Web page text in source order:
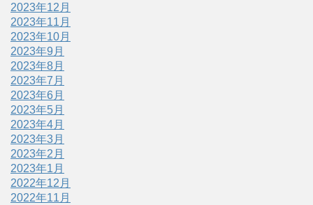
2023年12月
2023年11月
2023年10月
2023年9月
2023年8月
2023年7月
2023年6月
2023年5月
2023年4月
2023年3月
2023年2月
2023年1月
2022年12月
2022年11月